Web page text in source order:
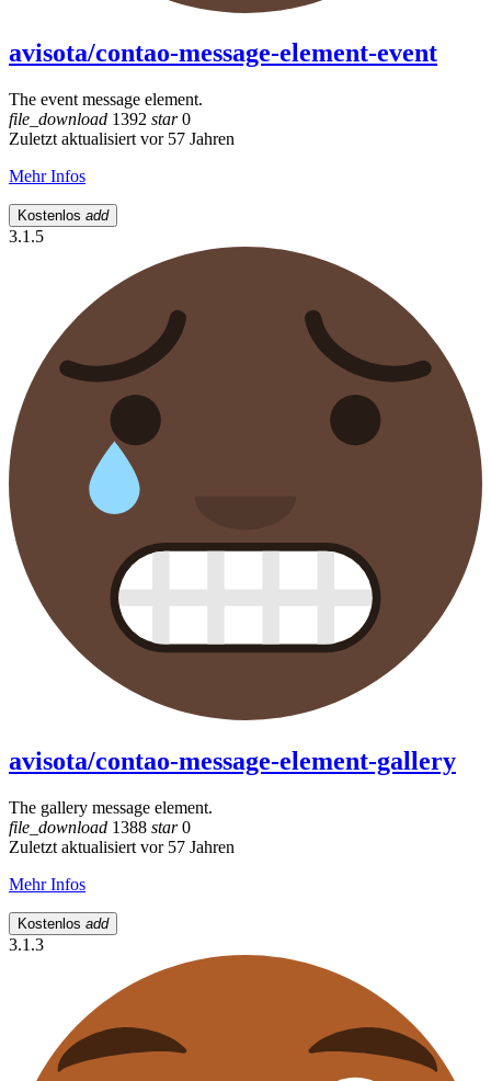
avisota/contao-message-element-event
The event message element.
file_download 1392 star0
Zuletzt aktualisiert vor 57 Jahren
Mehr Infos
Kostenlos add
3.1.5
avisota/contao-message-element-gallery
The gallery message element.
file_download 1388 star0
Zuletzt aktualisiert vor 57 Jahren
Mehr Infos
Kostenlos add
3.1.3